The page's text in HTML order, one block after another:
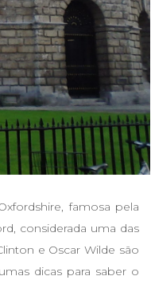
famosa pela
considerada uma das
e Oscar Wilde são
dicas para saber o